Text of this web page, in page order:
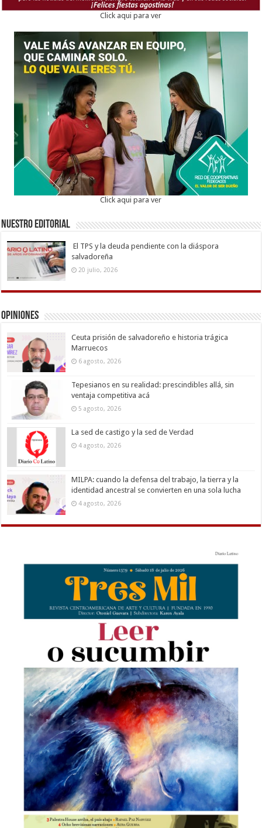
Click aqui para ver
Click aqui para ver
Nuestro Editorial
El TPS y la deuda pendiente con la diáspora
salvadoreña
20 julio, 2026
Opiniones
Ceuta prisión de salvadoreño e historia trágica
Marruecos
6 agosto, 2026
Tepesianos en su realidad: prescindibles allá, sin
ventaja competitiva acá
5 agosto, 2026
La sed de castigo y la sed de Verdad
4 agosto, 2026
MILPA: cuando la defensa del trabajo, la tierra y la
identidad ancestral se convierten en una sola lucha
4 agosto, 2026